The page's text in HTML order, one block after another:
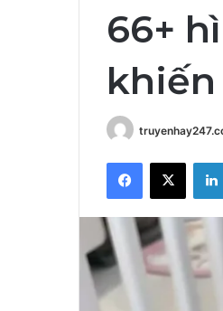
66+
khiến